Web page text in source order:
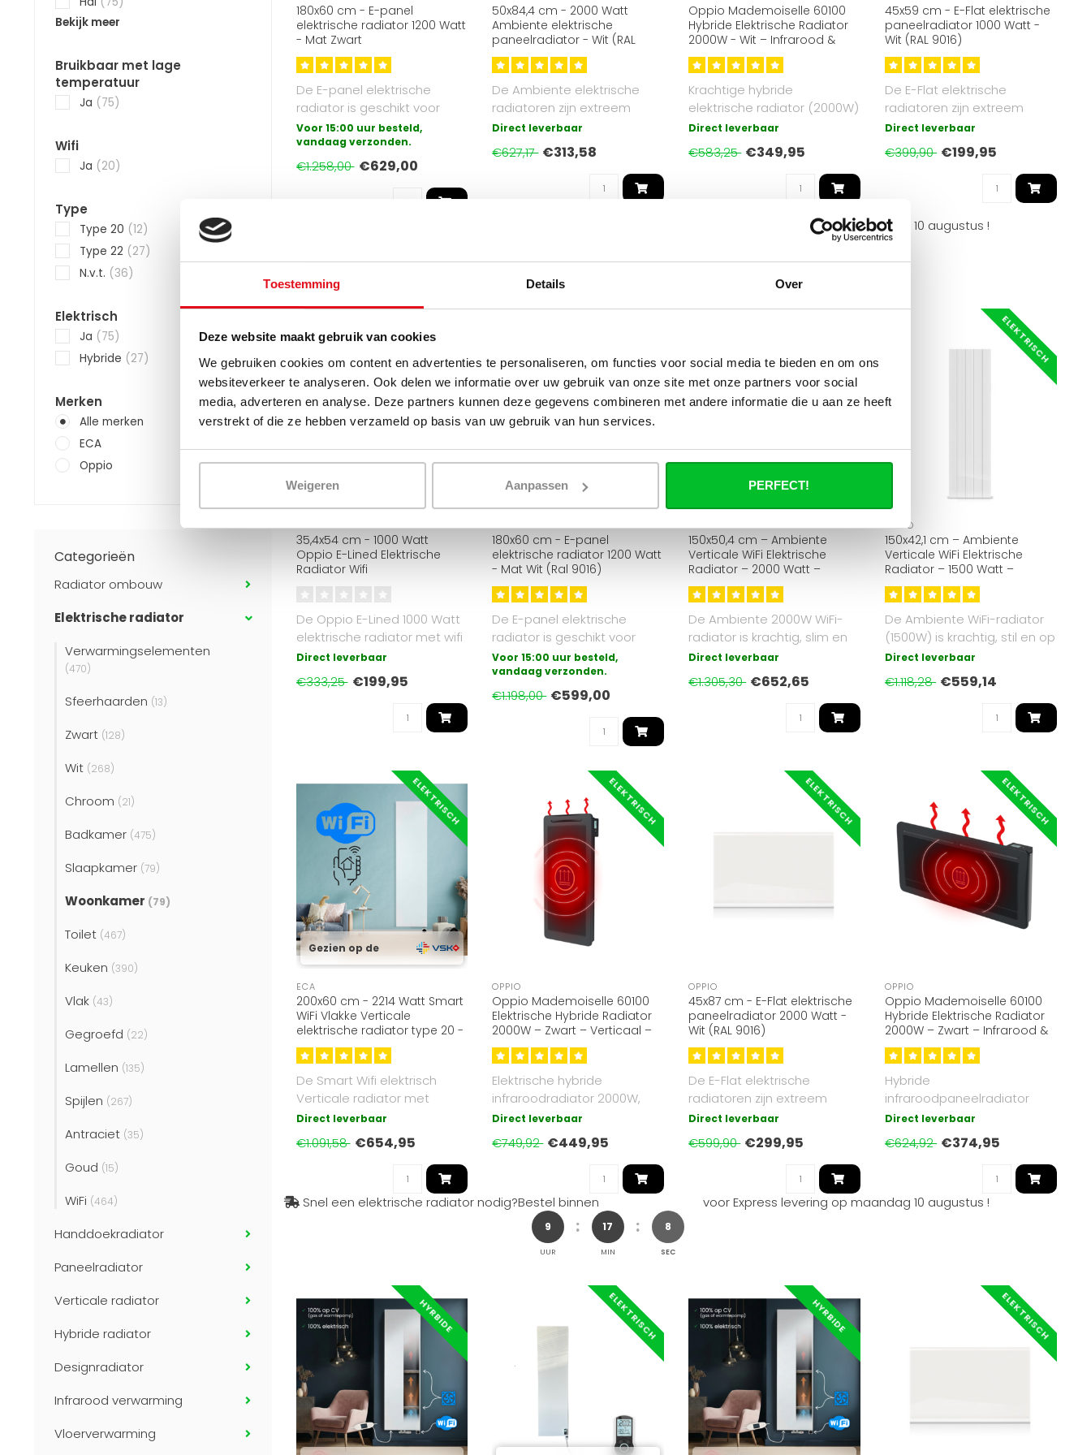
Toestemming Details Over
Deze website maakt gebruik van cookies
We gebruiken cookies om content en advertenties te personaliseren, om functies voor social media te bieden en om ons
websiteverkeer te analyseren. Ook delen we informatie over uw gebruik van onze site met onze partners voor social
media, adverteren en analyse. Deze partners kunnen deze gegevens combineren met andere informatie die u aan ze heeft
verstrekt of die ze hebben verzameld op basis van uw gebruik van hun services.
Weigeren Aanpassen PERFECT!
Bekijk meer
Bruikbaar met lage
temperatuur
Ja (75)
Wifi
Ja (20)
Type
Type 20 (12)
Type 22 (27)
N.v.t. (36)
Elektrisch
Ja (75)
Hybride (27)
Merken
Alle merken
ECA
Oppio
Categorieën
Radiator ombouw
Elektrische radiator
Verwarmingselementen
(470)
Sfeerhaarden (13)
Zwart (128)
Wit (268)
Chroom (21)
Badkamer (475)
Slaapkamer (79)
Woonkamer (79)
Toilet (467)
Keuken (390)
Vlak (43)
Gegroefd (22)
Lamellen (135)
Spijlen (267)
Antraciet (35)
Goud (15)
WiFi (464)
Handdoekradiator
Paneelradiator
Verticale radiator
Hybride radiator
Designradiator
Infrarood verwarming
Vloerverwarming
180x60 cm - E-panel
elektrische radiator 1200 Watt
- Mat Zwart
De E-panel elektrische
radiator is geschikt voor
vrijwel alle ruimtes, zoals
bad..
Voor 15:00 uur besteld,
vandaag verzonden.
€1.258,00 €629,00
50x84,4 cm - 2000 Watt
Ambiente elektrische
paneelradiator - Wit (RAL
9016)
De Ambiente elektrische
radiatoren zijn extreem
veilig, stil en eenvoudig te
ins..
Direct leverbaar
€627,17 €313,58
Oppio Mademoiselle 60100
Hybride Elektrische Radiator
2000W - Wit – Infrarood &
Convectie
Krachtige hybride
elektrische radiator (2000W)
met infrarood- en
convectiewarmte..
Direct leverbaar
€583,25 €349,95
45x59 cm - E-Flat elektrische
paneelradiator 1000 Watt -
Wit (RAL 9016)
De E-Flat elektrische
radiatoren zijn extreem
veilig, stil en eenvoudig te
insta..
Direct leverbaar
€399,90 €199,95
voor Express levering opmaandag 10 augustus !
ELEKTRISCH
OPPIO
35,4x54 cm - 1000 Watt
Oppio E-Lined Elektrische
Radiator Wifi
De Oppio E-Lined 1000 Watt
elektrische radiator met wifi
biedt comfortabele en e..
Direct leverbaar
€333,25 €199,95
Gezien op de
OPPIO
180x60 cm - E-panel
elektrische radiator 1200 Watt
- Mat Wit (Ral 9016)
De E-panel elektrische
radiator is geschikt voor
vrijwel alle ruimtes, zoals
bad..
Voor 15:00 uur besteld,
vandaag verzonden.
€1.198,00 €599,00
OPPIO
150x50,4 cm – Ambiente
Verticale WiFi Elektrische
Radiator – 2000 Watt –
Keramisch – RAL 9016 Wit
De Ambiente 2000W WiFi-
radiator is krachtig, slim en
ideaal voor grote ruimtes. ..
Direct leverbaar
€1.305,30 €652,65
ELEKTRISCH
OPPIO
150x42,1 cm – Ambiente
Verticale WiFi Elektrische
Radiator – 1500 Watt –
Keramisch – RAL 9016 Wit
De Ambiente WiFi-radiator
(1500W) is krachtig, stil en op
afstand te bedienen vi..
Direct leverbaar
€1.118,28 €559,14
ELEKTRISCH
Gezien op de
ECA
200x60 cm - 2214 Watt Smart
WiFi Vlakke Verticale
elektrische radiator type 20 -
Wit (RAL 9016)
De Smart Wifi elektrisch
Verticale radiator met
draadloze bediening (wifi
funct..
Direct leverbaar
€1.091,58 €654,95
ELEKTRISCH
OPPIO
Oppio Mademoiselle 60100
Elektrische Hybride Radiator
2000W – Zwart – Verticaal –
Infrarood & Convectie
Elektrische hybride
infraroodradiator 2000W,
zwart en verticaal, met Wi-Fi
funct..
Direct leverbaar
€749,92 €449,95
ELEKTRISCH
OPPIO
45x87 cm - E-Flat elektrische
paneelradiator 2000 Watt -
Wit (RAL 9016)
De E-Flat elektrische
radiatoren zijn extreem
veilig, stil en eenvoudig te
insta..
Direct leverbaar
€599,90 €299,95
ELEKTRISCH
OPPIO
Oppio Mademoiselle 60100
Hybride Elektrische Radiator
2000W – Zwart – Infrarood &
Convectie
Hybride
infraroodpaneelradiator
(2000W) in zwart, met Wi-Fi-
appfunctie, combinee..
Direct leverbaar
€624,92 €374,95
Snel een elektrische radiator nodig?Bestel binnen
9
UUR
17
MIN
7
SEC
voor Express levering op maandag 10 augustus !
HYRBIDE ELEKTRISCH HYRBIDE ELEKTRISCH